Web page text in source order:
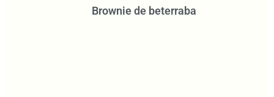
Brownie de beterraba